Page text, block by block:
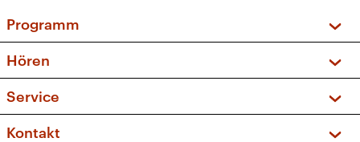
Programm
Sendungen und Podcasts
Musikliste
Kakadu – Das Kinderprogramm
Hören
Frequenzen (UKW + DAB+)
Service
FAQ
Kontakt